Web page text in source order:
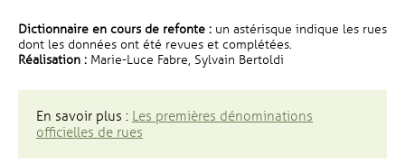
Dictionnaire en cours de refonte : un astérisque indique les rues
dont les données ont été revues et complétées.
Réalisation : Marie-Luce Fabre, Sylvain Bertoldi
En savoir plus : Les premières dénominations
officielles de rues